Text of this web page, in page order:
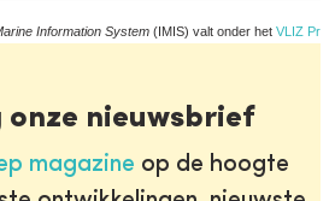
Information System (IMIS) valt onder het VLIZ
onze nieuwsbrief
magazine op de hoogte